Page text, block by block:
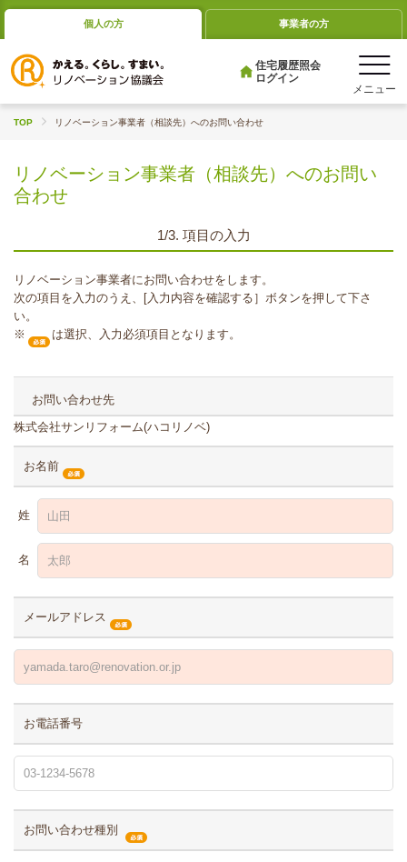
個人の方 事業者の方
住宅履歴照会
ログイン
TOP リノベーション事業者（相談先）へのお問い合わせ
リノベーション事業者（相談先）へのお問い
合わせ
1/3. 項目の入力
リノベーション事業者にお問い合わせをします。
次の項目を入力のうえ、[入力内容を確認する］ボタンを押して下さ
い。
※
は選択、入力必須項目となります。
お問い合わせ先
株式会社サンリフォーム(ハコリノベ)
お名前
姓
名
メールアドレス
お電話番号
お問い合わせ種別